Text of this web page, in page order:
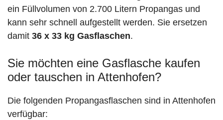
ein Füllvolumen von 2.700 Litern Propangas und
kann sehr schnell aufgestellt werden. Sie ersetzen
damit 36 x 33 kg Gasflaschen.
Sie möchten eine Gasflasche kaufen
oder tauschen in Attenhofen?
Die folgenden Propangasflaschen sind in Attenhofen
verfügbar: